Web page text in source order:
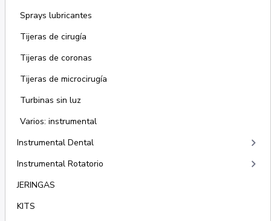
Sprays lubricantes
Tijeras de cirugía
Tijeras de coronas
Tijeras de microcirugía
Turbinas sin luz
Varios: instrumental
Instrumental Dental
keyboard_arrow_right
Instrumental Rotatorio keyboard_arrow_right
JERINGAS
KITS